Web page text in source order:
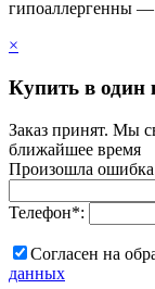
гипоаллергенны —
×
Купить в один
Заказ принят. Мы
ближайшее время
Произошла
Телефон*:
Согласен на
данных